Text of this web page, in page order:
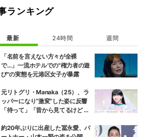
ランキング
最新 24時間 週間
「名前を言えない方々が全裸
で…」一流ホテルでの"権力者の遊
び"の実態を元港区女子が暴露
元リトグリ・Manaka（25）、ラ
ッパーになり“激変”した姿に反響
「待って」「昔から見てるけど 最
約20年ぶりに出産した冨永愛、パ